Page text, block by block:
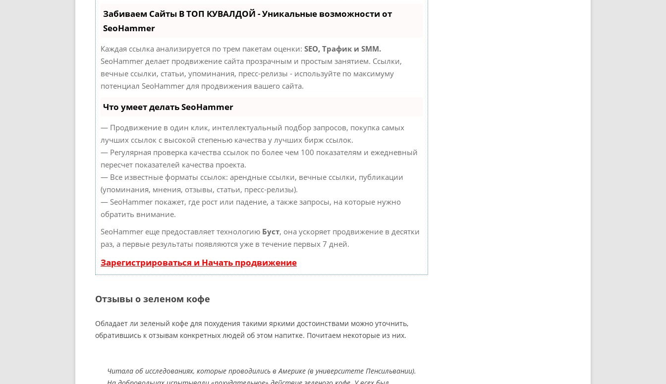
Забиваем Сайты В ТОП КУВАЛДОЙ - Уникальные возможности от
SeoHammer
Каждая ссылка анализируется по трем пакетам оценки: SEO, Трафик и SMM.
SeoHammer делает продвижение сайта прозрачным и простым занятием. Ссылки,
вечные ссылки, статьи, упоминания, пресс-релизы - используйте по максимуму
потенциал SeoHammer для продвижения вашего сайта.
Что умеет делать SeoHammer
— Продвижение в один клик, интеллектуальный подбор запросов, покупка самых
лучших ссылок с высокой степенью качества у лучших бирж ссылок.
— Регулярная проверка качества ссылок по более чем 100 показателям и ежедневный
пересчет показателей качества проекта.
— Все известные форматы ссылок: арендные ссылки, вечные ссылки, публикации
(упоминания, мнения, отзывы, статьи, пресс-релизы).
— SeoHammer покажет, где рост или падение, а также запросы, на которые нужно
обратить внимание.
SeoHammer еще предоставляет технологию Буст, она ускоряет продвижение в десятки
раз, а первые результаты появляются уже в течение первых 7 дней.
Зарегистрироваться и Начать продвижение
Отзывы о зеленом кофе
Обладает ли зеленый кофе для похудения такими яркими достоинствами можно уточнить,
обратившись к отзывам конкретных людей об этом напитке. Почитаем некоторые из них.
Читала об исследованиях, которые проводились в Америке (в университете Пенсильвании).